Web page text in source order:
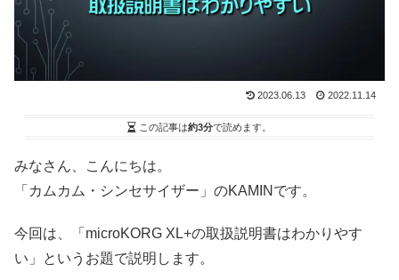
2023.06.13 2022.11.14
この記事は約3分で読めます。
みなさん、こんにちは。
「カムカム・シンセサイザー」のKAMINです。
今回は、「microKORG XL+の取扱説明書はわかりやす
い」というお題で説明します。